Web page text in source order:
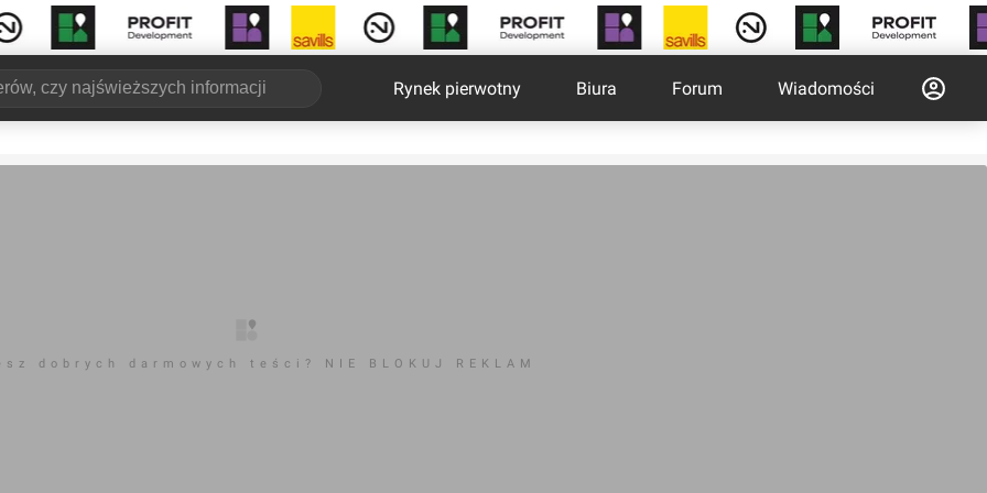
Rynek pierwotny Biura Forum Wiadomości
dobrych darmowych teści? NIE BLOKUJ REKLAM